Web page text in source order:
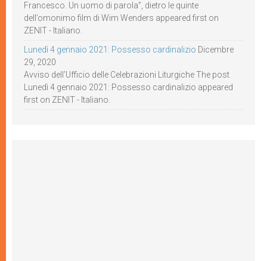
Francesco. Un uomo di parola”, dietro le quinte
dell’omonimo film di Wim Wenders appeared first on
ZENIT - Italiano.
Lunedì 4 gennaio 2021: Possesso cardinalizio Dicembre
29, 2020
Avviso dell’Ufficio delle Celebrazioni Liturgiche The post
Lunedì 4 gennaio 2021: Possesso cardinalizio appeared
first on ZENIT - Italiano.